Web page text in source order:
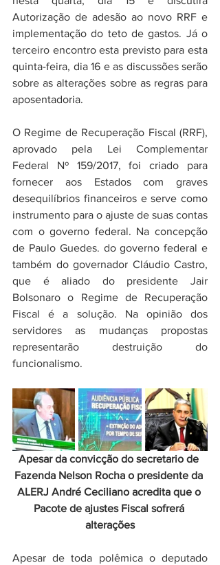
Autorização de adesão ao novo RRF e
implementação do teto de gastos. Já o
terceiro encontro esta previsto para esta
quinta-feira, dia 16 e as discussões serão
sobre as alterações sobre as regras para
aposentadoria.
O Regime de Recuperação Fiscal (RRF),
aprovado pela Lei Complementar
Federal Nº 159/2017, foi criado para
fornecer aos Estados com graves
desequilíbrios financeiros e serve como
instrumento para o ajuste de suas contas
com o governo federal. Na concepção
de Paulo Guedes. do governo federal e
também do governador Cláudio Castro,
que é aliado do presidente Jair
Bolsonaro o Regime de Recuperação
Fiscal é a solução. Na opinião dos
servidores as mudanças propostas
representarão destruição do
funcionalismo.
Apesar da convicção do secretario de
Fazenda Nelson Rocha o presidente da
ALERJ André Ceciliano acredita que o
Pacote de ajustes Fiscal sofrerá
alterações
Apesar de toda polêmica o deputado